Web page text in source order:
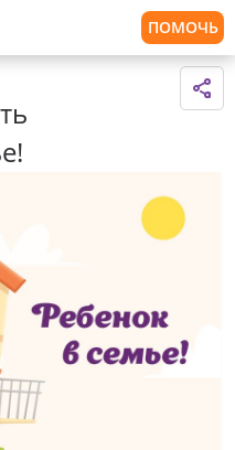
ПОМОЧЬ